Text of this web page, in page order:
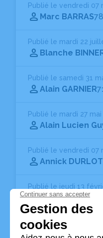
Publié le vendredi 07
Marc BARRAS
Publié le mardi 22
Blanche
Publié le samedi 31
Alain GARNIER
Publié le mardi 27 mai
Alain Lucien
Publié le vendredi 07
Annick DURLOT
Publié le jeudi 13
Ginette KUNTZ
Vous ne trouvez
Pour affiner votre